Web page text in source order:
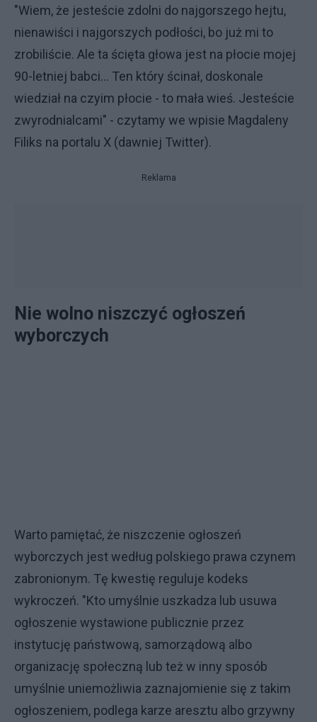
"Wiem, że jesteście zdolni do najgorszego hejtu,
nienawiści i najgorszych podłości, bo już mi to
zrobiliście. Ale ta ścięta głowa jest na płocie mojej
90-letniej babci… Ten który ścinał, doskonale
wiedział na czyim płocie - to mała wieś. Jesteście
zwyrodnialcami" - czytamy we wpisie Magdaleny
Filiks na portalu X (dawniej Twitter).
Reklama
Nie wolno niszczyć ogłoszeń
wyborczych
Warto pamiętać, że niszczenie ogłoszeń
wyborczych jest według polskiego prawa czynem
zabronionym. Tę kwestię reguluje kodeks
wykroczeń. "Kto umyślnie uszkadza lub usuwa
ogłoszenie wystawione publicznie przez
instytucję państwową, samorządową albo
organizację społeczną lub też w inny sposób
umyślnie uniemożliwia zaznajomienie się z takim
ogłoszeniem, podlega karze aresztu albo grzywny